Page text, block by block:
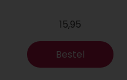
15,95
Bestel